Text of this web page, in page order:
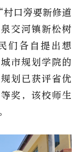
口旁要新修道
交河镇新松树
们各自提出想
市规划学院的
划已获评省优
奖，该校师生